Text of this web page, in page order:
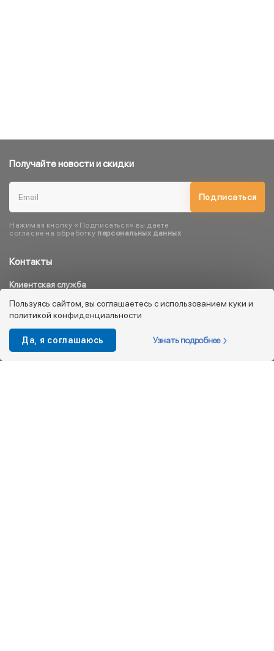
Контакты
Клиентская служба
8 800 333 08 45
info@kotofey.ru
Магазины в Москва (50)
Получайте новости и скидки
Подписаться
Нажимая кнопку «Подписаться» вы даете
согласие на обработку персональных данных
Пользуясь сайтом, вы соглашаетесь с использованием куки и
политикой конфиденциальности
Да, я соглашаюсь Узнать подробнее